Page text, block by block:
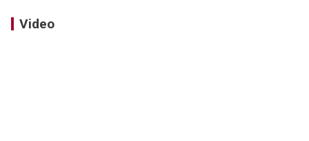
Video